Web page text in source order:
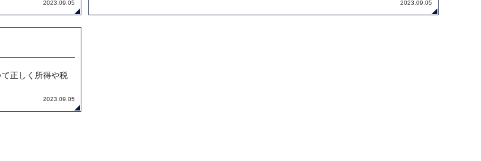
2023.09.05 2023.09.05
正しく所得や税
2023.09.05